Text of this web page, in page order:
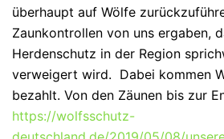
überhaupt auf Wölfe
Zaunkontrollen von uns ergaben,
Herdenschutz in der Region
verweigert wird. Dabei kommen
bezahlt. Von den Zäunen bis zur
https://wolfsschutz-